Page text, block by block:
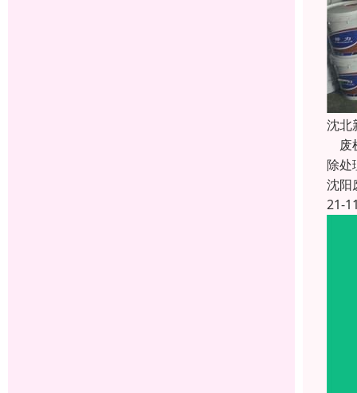
沈北
废
除处
沈阳
21-